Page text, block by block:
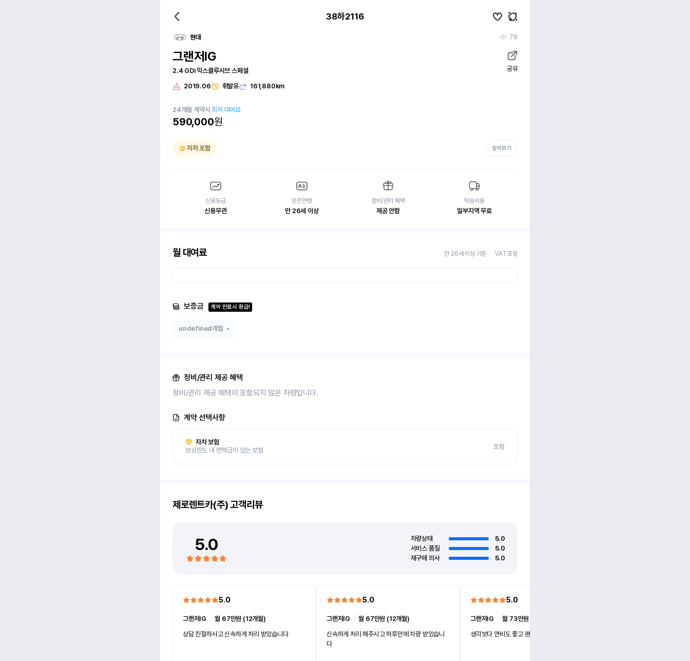
38하2116
현대 76
그랜저IG
2.4 GDi 익스클루시브 스페셜 공유
2019.06 휘발유 161,880km
24개월 계약시최저 대여료
590,000원
자차 포함 알아보기
신용등급
신용무관
운전연령
만 26세 이상
정비/관리 혜택
제공 안함
탁송비용
일부지역 무료
월 대여료 만 26세 이상 기준 VAT 포함
보증금 계약 만료시 환급!
undefined개월 -
정비/관리 제공 혜택
정비/관리 제공 혜택이 포함되지 않은 차량입니다.
계약 선택사항
자차 보험
보상한도 내 면책금이 있는 보험
포함
제로렌트카(주)고객리뷰
5.0 차량상태
5.0
서비스 품질
5.0
재구매 의사
5.0
5.0
그랜저IG ㅣ월 67만원 (12개월)
상담 친절하시고 신속하게 처리 받았습니다
5.0
그랜저IG ㅣ월 67만원 (12개월)
신속하게 처리 해주시고 하루만에 차량 받았습니
다
5.0
그랜저IG ㅣ월 73만원 (1개월)
생각보다 연비도 좋고 괜찮네요